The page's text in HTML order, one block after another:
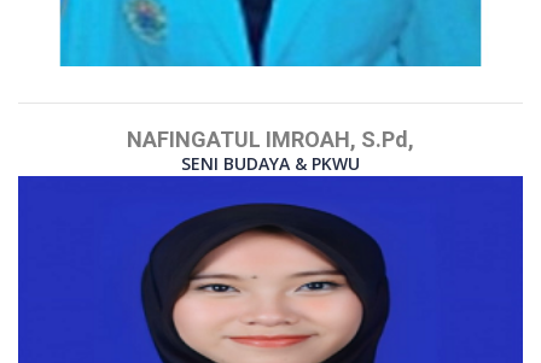
NAFINGATUL IMROAH, S.Pd,
SENI BUDAYA & PKWU